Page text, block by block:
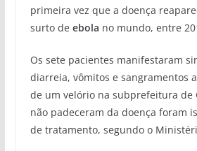
primeira vez que a doença
surto de ebola no mundo, entre
Os sete pacientes manifestaram
diarreia, vômitos e sangramentos
de um velório na subprefeitura de
não padeceram da doença foram
de tratamento, segundo o